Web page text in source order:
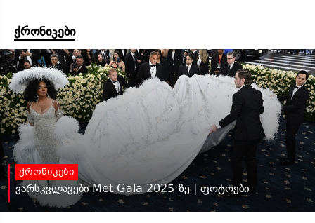
ქრონიკები
ქრონიკები
ვარსკვლავები Met Gala 2025-ზე | ფოტოები